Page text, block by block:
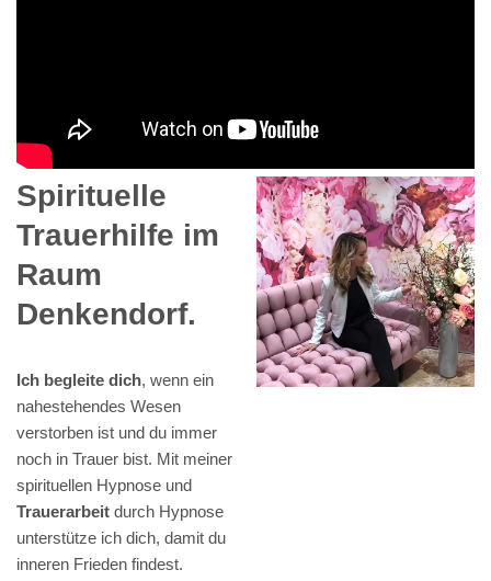
Spirituelle
Trauerhilfe im
Raum
Denkendorf.
Ich begleite dich, wenn ein
nahestehendes Wesen
verstorben ist und du immer
noch in Trauer bist. Mit meiner
spirituellen Hypnose und
Trauerarbeit durch Hypnose
unterstütze ich dich, damit du
inneren Frieden findest.